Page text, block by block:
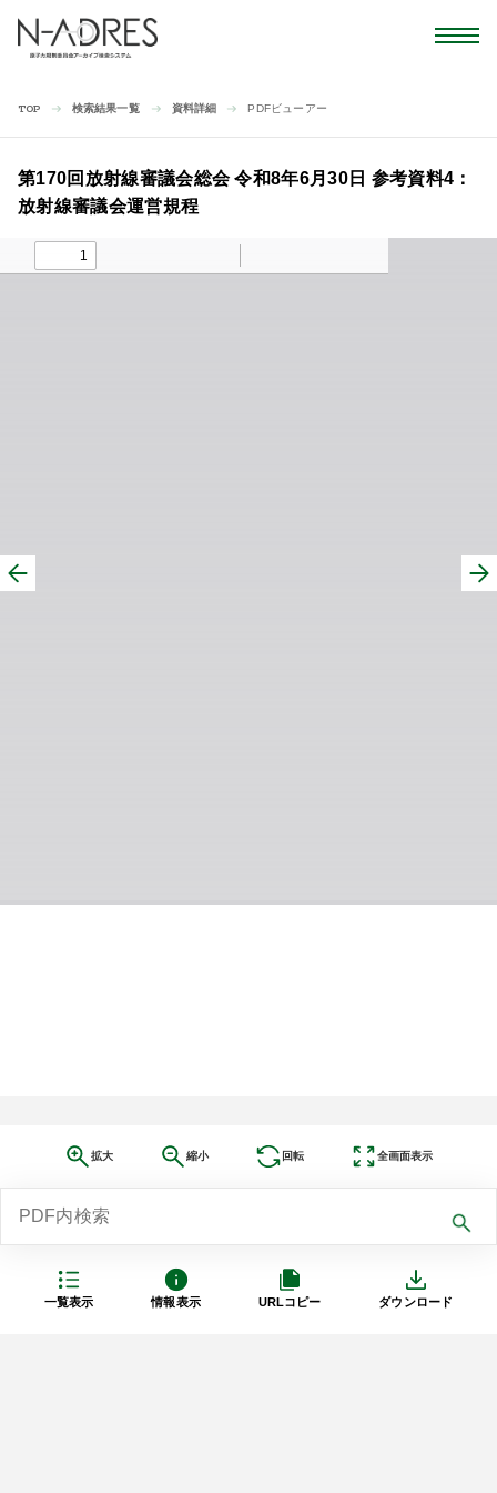
TOP 検索結果一覧 資料詳細 PDFビューアー
一覧表示 情報表示 URLコピー ダウンロード
第170回放射線審議会総会 令和8年6月30日 参考資料4：
放射線審議会運営規程
拡大 縮小 回転 全画面表示